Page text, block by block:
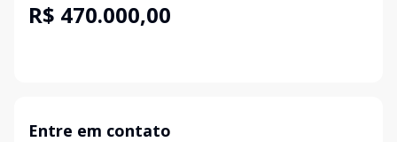
R$ 470.000,00
Entre em contato